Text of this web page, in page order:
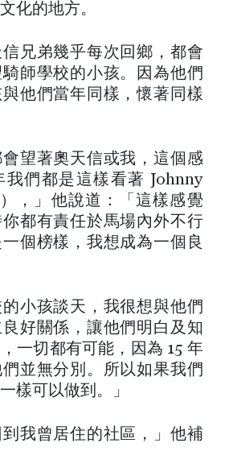
化的地方。
兄弟幾乎每次回鄉，都會
師學校的小孩。因為他們
他們當年同樣，懷著同樣
會望著奧天信或我，這個感
我們都是這樣看著 Johnny
，」他說道：「這樣感覺
都有責任於馬場內外不行
個榜樣，我想成為一個良
的小孩談天，我很想與他們
好關係，讓他們明白及知
一切都有可能，因為 15 年
並無分別。所以如果我們
樣可以做到。」
到我曾居住的社區，」他補